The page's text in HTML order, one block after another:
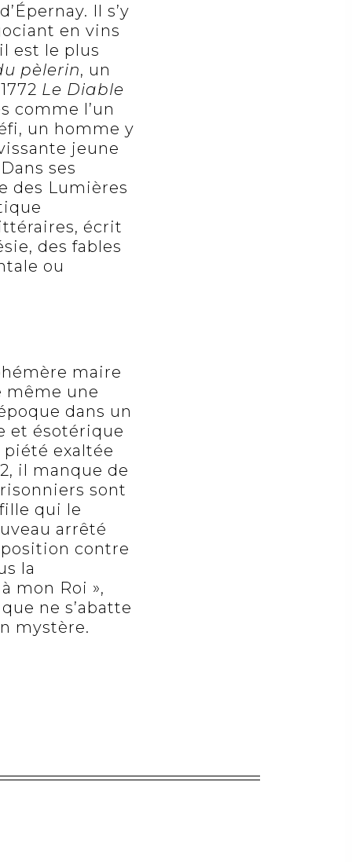
Il s’y
en vins
est le plus
pèlerin, un
Le Diable
comme l’un
un homme y
jeune
ses
des Lumières
écrit
des fables
ou
maire
même une
dans un
et ésotérique
exaltée
il manque de
sont
qui le
arrêté
contre
la
mon Roi »,
ne s’abatte
mystère.